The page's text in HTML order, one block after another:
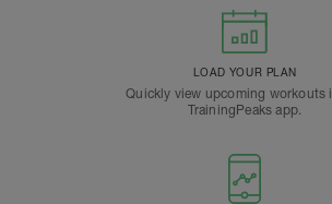
LOAD YOUR PLAN
Quickly view upcoming workouts
TrainingPeaks app.